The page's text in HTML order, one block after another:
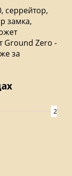
серрейтор,
замка,
Ground Zero -
за
2